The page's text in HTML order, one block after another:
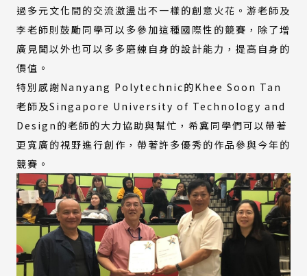
過多元文化間的交流激盪出不一樣的創意火花。游老師及
李老師則鼓勵同學可以多參加這種國際性的競賽，除了增
廣見聞以外也可以多多磨練自身的設計能力，提高自身的
價值。
特別感謝Nanyang Polytechnic的Khee Soon Tan
老師及Singapore University of Technology and
Design的老師的大力協助與幫忙，希冀同學們可以帶著
更寬廣的視野進行創作，帶著許多優秀的作品參與今年的
競賽。